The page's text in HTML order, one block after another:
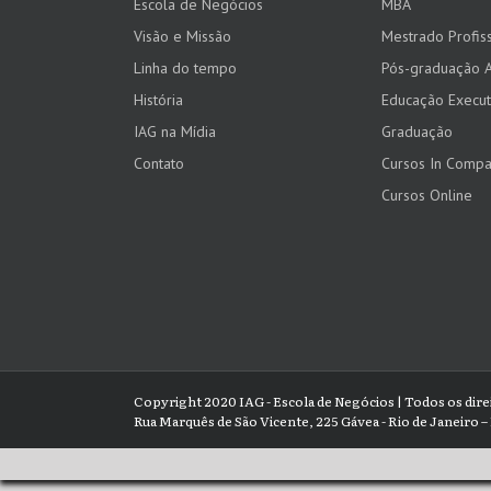
Escola de Negócios
Visão e Missão
Linha do tempo
História
IAG na Mídia
Contato
MBA
Mestrado
Pós-graduação
Educação
Graduação
Cursos In
Cursos Online
Copyright 2020 IAG - Escola de Negócios | Todos os
Rua Marquês de São Vicente, 225 Gávea - Rio de Janeiro